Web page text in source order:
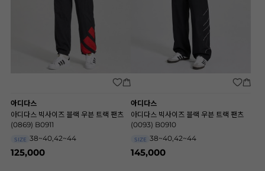
아디다스
아디다스 빅사이즈 블랙 우븐 트랙 팬츠
(0869) B0911
SIZE 38~40,42~44
125,000
아디다스
아디다스 빅사이즈 블랙 우븐 트랙 팬츠
(0093) B0910
SIZE 38~40,42~44
145,000